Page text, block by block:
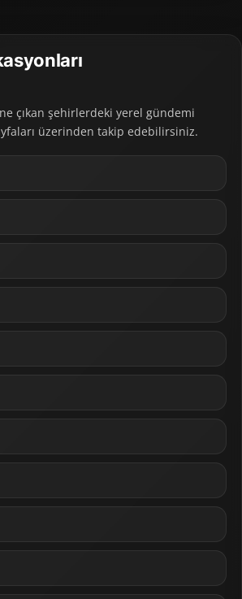
çıkan şehirlerdeki yerel gündemi
üzerinden takip edebilirsiniz.